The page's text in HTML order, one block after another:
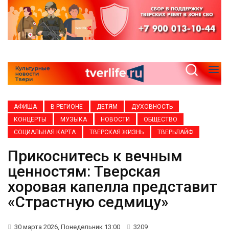
АФИША В РЕГИОНЕ ДЕТЯМ
ДУХОВНОСТЬ
КОНЦЕРТЫ
МУЗЫКА НОВОСТИ
ОБЩЕСТВО
СОЦИАЛЬНАЯ КАРТА
ТВЕРСКАЯ ЖИЗНЬ ТВЕРЬЛАЙФ
Прикоснитесь к вечным
ценностям: Тверская
хоровая капелла представит
«Страстную седмицу»
30 марта 2026, Понедельник 13:00 3209